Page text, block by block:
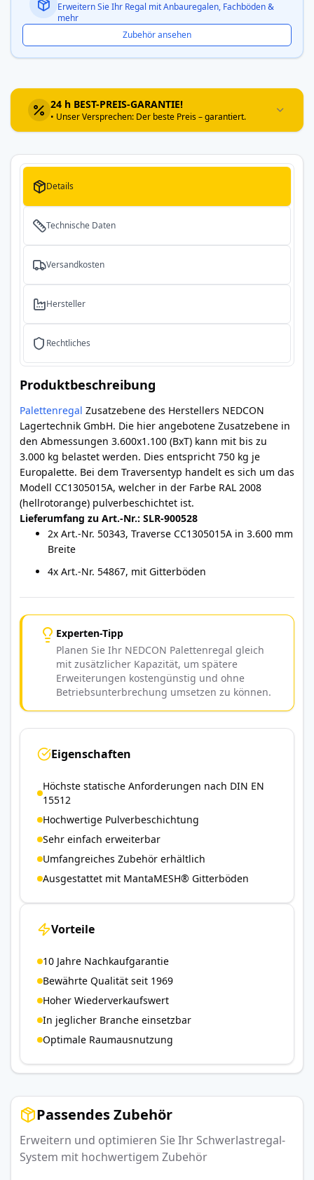
Erweitern Sie Ihr Regal mit Anbauregalen, Fachböden &
mehr
Zubehör ansehen
24 h BEST-PREIS-GARANTIE!
• Unser Versprechen: Der beste Preis – garantiert.
Details
Technische Daten
Versandkosten
Hersteller
Rechtliches
Produktbeschreibung
Palettenregal Zusatzebene des Herstellers NEDCON
Lagertechnik GmbH. Die hier angebotene Zusatzebene in
den Abmessungen 3.600x1.100 (BxT) kann mit bis zu
3.000 kg belastet werden. Dies entspricht 750 kg je
Europalette. Bei dem Traversentyp handelt es sich um das
Modell CC1305015A, welcher in der Farbe RAL 2008
(hellrotorange) pulverbeschichtet ist.
Lieferumfang zu Art.-Nr.: SLR-900528
2x Art.-Nr. 50343, Traverse CC1305015A in 3.600 mm
Breite
4x Art.-Nr. 54867, mit Gitterböden
Experten-Tipp
Planen Sie Ihr NEDCON Palettenregal gleich
mit zusätzlicher Kapazität, um spätere
Erweiterungen kostengünstig und ohne
Betriebsunterbrechung umsetzen zu können.
Eigenschaften
Höchste statische Anforderungen nach DIN EN
15512
Hochwertige Pulverbeschichtung
Sehr einfach erweiterbar
Umfangreiches Zubehör erhältlich
Ausgestattet mit MantaMESH® Gitterböden
Vorteile
10 Jahre Nachkaufgarantie
Bewährte Qualität seit 1969
Hoher Wiederverkaufswert
In jeglicher Branche einsetzbar
Optimale Raumausnutzung
Passendes Zubehör
Erweitern und optimieren Sie Ihr Schwerlastregal-
System mit hochwertigem Zubehör